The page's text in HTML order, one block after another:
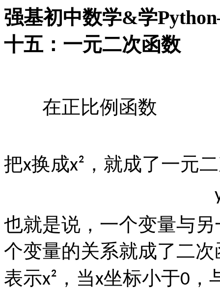
强基初中数学&学
十五：一元二次函数
在正比例函数
把x换成x² ，就成了一元
也就是说，一个变量与
个变量的关系就成了二
表示x² ，当x坐标小于0